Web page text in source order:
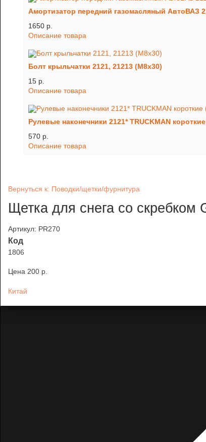
Амортизатор передний газомасляный АвтоВАЗ
1650 p.
Описание товара
Болт крыльчатки 2121, 21213 (М8х30)
15 p.
Описание товара
Рулевые наконечники 2121* TRUCKMAN
570 p.
Описание товара
Вернуться к: Поводки/щетки/фурнитура
Щетка для снега со скребком
Артикул: PR270
Код
1806
Цена 200 p.
Китай